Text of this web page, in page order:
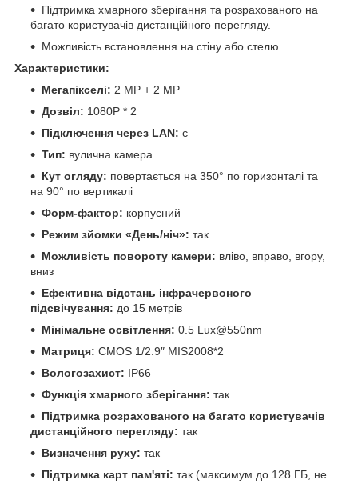
Підтримка хмарного зберігання та розрахованого на
багато користувачів дистанційного перегляду.
Можливість встановлення на стіну або стелю.
Характеристики:
Мегапікселі: 2 MP + 2 MP
Дозвіл: 1080P * 2
Підключення через LAN: є
Тип: вулична камера
Кут огляду: повертається на 350° по горизонталі та
на 90° по вертикалі
Форм-фактор: корпусний
Режим зйомки «День/ніч»: так
Можливість повороту камери: вліво, вправо, вгору,
вниз
Ефективна відстань інфрачервоного
підсвічування: до 15 метрів
Мінімальне освітлення: 0.5 Lux@550nm
Матриця: CMOS 1/2.9″ MIS2008*2
Вологозахист: IP66
Функція хмарного зберігання: так
Підтримка розрахованого на багато користувачів
дистанційного перегляду: так
Визначення руху: так
Підтримка карт пам'яті: так (максимум до 128 ГБ, не